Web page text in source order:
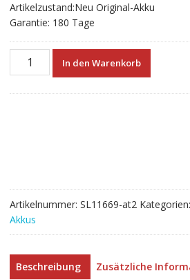
Artikelzustand:Neu Original-Akku
Garantie: 180 Tage
Neuer
In den Warenkorb
Artikelnummer: SL11669-at2 Kategorien:
Akkus
Beschreibung
Zusätzliche